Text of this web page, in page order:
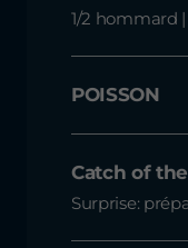
1/2 hommard
POISSON
Catch of
Surprise: